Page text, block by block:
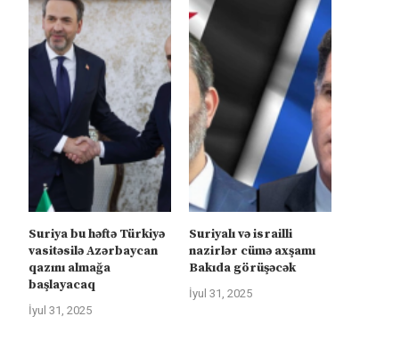
“Müharibəyə görə kompensasiya və
təhlükəsizlik zəmanətləri”: İran
ABŞ-la...
İyul 31, 2025
İsrail “Gideonun
əməliyyatı zəiflədikcə
Qəzzadan qoşunlarını...
İyul 31, 2025
Suriya bu həftə Türkiyə
vasitəsilə Azərbaycan
qazını almağa
başlayacaq
İyul 31, 2025
Suriyalı və israilli
nazirlər cümə axşamı
Bakıda görüşəcək
İyul 31, 2025